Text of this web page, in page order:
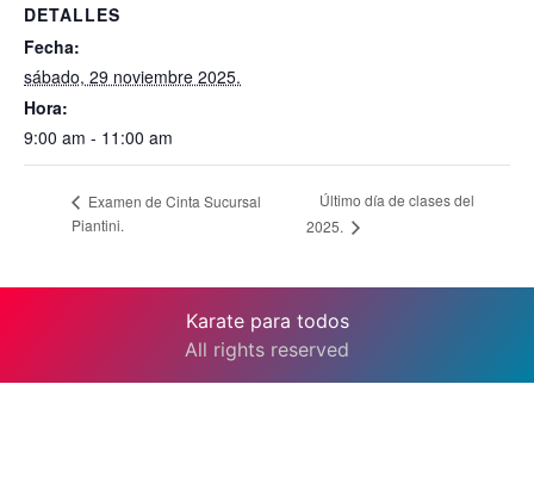
DETALLES
Fecha:
sábado, 29 noviembre 2025.
Hora:
9:00 am - 11:00 am
Examen de Cinta Sucursal
Piantini.
Último día de clases del
2025.
Karate para todos
All rights reserved